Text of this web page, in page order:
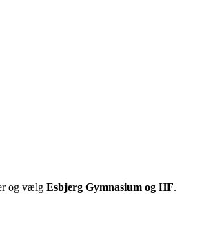
og vælg Esbjerg Gymnasium og HF.